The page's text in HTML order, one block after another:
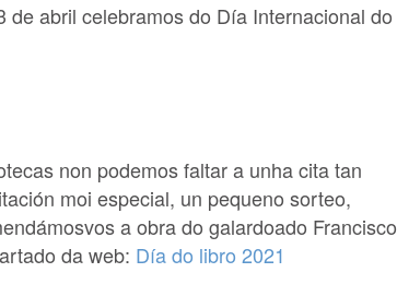
de abril celebramos do Día Internacional do
non podemos faltar a unha cita tan
moi especial, un pequeno sorteo,
a obra do galardoado Francisco
da web: Día do libro 2021